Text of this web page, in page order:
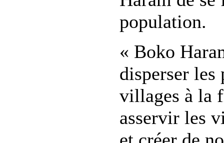
population.
« Boko
disperser les
villages à la
asservir les